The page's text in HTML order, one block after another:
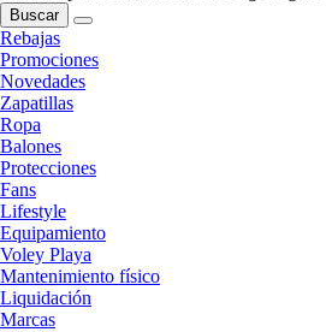
Buscar
Rebajas
Promociones
Novedades
Zapatillas
Ropa
Balones
Protecciones
Fans
Lifestyle
Equipamiento
Voley Playa
Mantenimiento físico
Liquidación
Marcas